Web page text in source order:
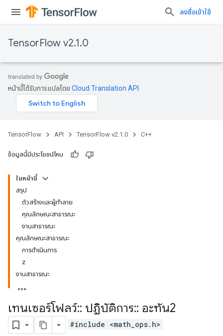
ลงชื่อเข้าใช้
TensorFlow v2.1.0
หน้านี้ได้รับการแปลโดย Cloud Translation API
TensorFlow API TensorFlow v2.1.0 C++
ข้อมูลนี้มีประโยชน์ไหม
ในหน้านี้
สรุป
ตัวสร้างและผู้ทำลาย
คุณลักษณะสาธารณะ
งานสาธารณะ
คุณลักษณะสาธารณะ
การดำเนินการ
z
งานสาธารณะ
เทนเซอร์โฟลว์:: ปฏิบัติการ:: อะทัน2
#include <math_ops.h>